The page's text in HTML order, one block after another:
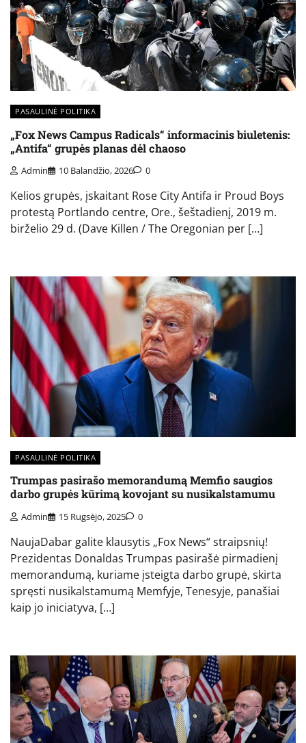
PASAULINĖ POLITIKA
„Fox News Campus Radicals“ informacinis biuletenis:
„Antifa“ grupės planas dėl chaoso
Admin 10 Balandžio, 2026 0
Kelios grupės, įskaitant Rose City Antifa ir Proud Boys
protestą Portlando centre, Ore., šeštadienį, 2019 m.
birželio 29 d. (Dave Killen / The Oregonian per […]
PASAULINĖ POLITIKA
Trumpas pasirašo memorandumą Memfio saugios
darbo grupės kūrimą kovojant su nusikalstamumu
Admin 15 Rugsėjo, 2025 0
NaujaDabar galite klausytis „Fox News“ straipsnių!
Prezidentas Donaldas Trumpas pasirašė pirmadienį
memorandumą, kuriame įsteigta darbo grupė, skirta
spręsti nusikalstamumą Memfyje, Tenesyje, panašiai
kaip jo iniciatyva, […]